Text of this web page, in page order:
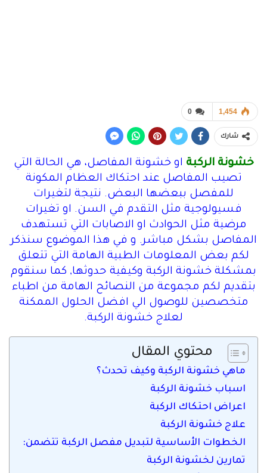
0 1,454
شارك
خشونة الركبة او خشونة المفاصل، هي الحالة التي
تصيب المفاصل عند احتكاك العظام المكونة
للمفصل ببعضها البعض. نتيجة لتغيرات
فسيولوجية مثل التقدم في السن. او تغيرات
مرضية مثل الحوادث او الاصابات التي تستهدف
المفاصل بشكل مباشر. و في هذا الموضوع سنذكر
لكم بعض المعلومات الطبية الهامة التي تتعلق
بمشكلة خشونة الركبة وكيفية حدوثها, كما سنقوم
بتقديم لكم مجموعة من النصائح الهامة من اطباء
متخصصين للوصول الي افضل الحلول الممكنة
لعلاج خشونة الركبة.
محتوي المقال
ماهي خشونة الركبة وكيف تحدث؟
اسباب خشونة الركبة
اعراض احتكاك الركبة
علاج خشونة الركبة
الخطوات الأساسية لتبديل مفصل الركبة تتضمن:
تمارين لخشونة الركبة